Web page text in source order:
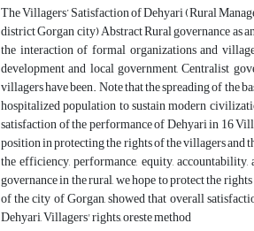
The Villagers’ Satisfaction of Dehyari (Rural
district Gorgan city) Abstract Rural governance as
the interaction of formal organizations and
development and local government, Centralist
villagers have been. Note that the spreading of the
hospitalized population to sustain modern
satisfaction of the performance of Dehyari in 16
position in protecting the rights of the villagers and
the efficiency, performance, equity,
governance in the rural, we hope to protect the
of the city of Gorgan, showed that overall
Dehyari, Villagers' rights, oreste method